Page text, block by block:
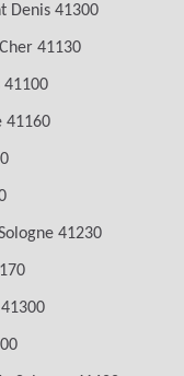
Denis 41300
41130
41100
41160
41230